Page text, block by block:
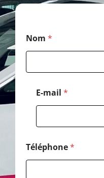
Nom *
E-mail *
Téléphone*